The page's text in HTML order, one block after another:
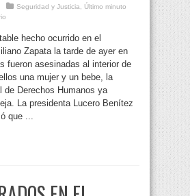
Seguridad y Justicia
Último minuto
hecho ocurrido en el
Zapata la tarde de ayer en
fueron asesinadas al interior de
una mujer y un bebe, la
de Derechos Humanos ya
La presidenta Lucero Benítez
que ...